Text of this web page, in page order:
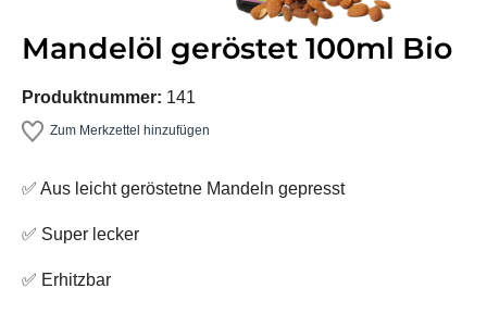
Mandelöl geröstet 100ml Bio
Produktnummer: 141
Zum Merkzettel hinzufügen
✅ Aus leicht geröstetne Mandeln gepresst
✅ Super lecker
✅ Erhitzbar